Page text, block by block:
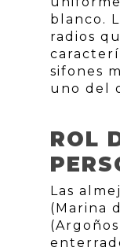
blanco.
radios
sifones
uno del
ROL
Las
(Marina